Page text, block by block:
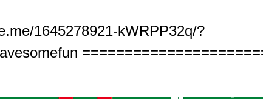
1645278921-kWRPP32q/?